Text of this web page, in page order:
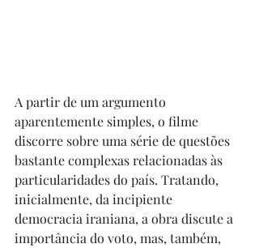
A partir de um argumento
aparentemente simples, o filme
discorre sobre uma série de questões
bastante complexas relacionadas às
particularidades do país. Tratando,
inicialmente, da incipiente
democracia iraniana, a obra discute a
importância do voto, mas, também,